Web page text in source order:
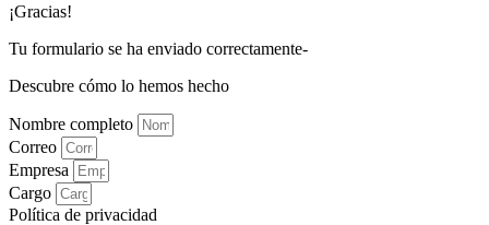
¡Gracias!
Tu formulario se ha enviado correctamente-
Descubre cómo lo hemos hecho
Nombre completo
Correo
Empresa
Cargo
Política de privacidad